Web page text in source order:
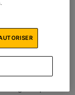
à
fermé, c’est-